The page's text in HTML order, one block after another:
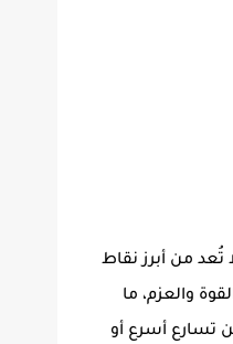
تُعد من أبرز نقاط
والعزم، ما
تسارع أسرع أو